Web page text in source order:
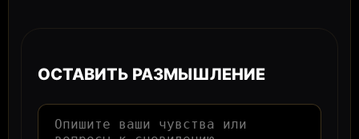
ОСТАВИТЬ РАЗМЫШЛЕНИЕ